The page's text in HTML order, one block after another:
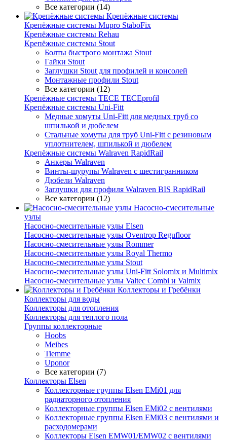
Все категории (14)
Крепёжные системы
Крепёжные системы Mupro StaboFix
Крепёжные системы Rehau
Крепёжные системы Stout
Болты быстрого монтажа Stout
Гайки Stout
Заглушки Stout для профилей и консолей
Монтажные профили Stout
Все категории (12)
Крепёжные системы TECE TECEprofil
Крепёжные системы Uni-Fitt
Медные хомуты Uni-Fitt для медных труб со
шпилькой и дюбелем
Стальные хомуты для труб Uni-Fitt с резиновым
уплотнителем, шпилькой и дюбелем
Крепёжные системы Walraven RapidRail
Анкеры Walraven
Винты-шурупы Walraven с шестигранником
Дюбели Walraven
Заглушки для профиля Walraven BIS RapidRail
Все категории (12)
Насосно-смесительные
узлы
Насосно-смесительные узлы Elsen
Насосно-смесительные узлы Oventrop Regufloor
Насосно-смесительные узлы Rommer
Насосно-смесительные узлы Royal Thermo
Насосно-смесительные узлы Stout
Насосно-смесительные узлы Uni-Fitt Solomix и Multimix
Насосно-смесительные узлы Valtec Combi и Valmix
Коллекторы и Гребёнки
Коллекторы для воды
Коллекторы для отопления
Коллекторы для теплого пола
Группы коллекторные
Hoobs
Meibes
Tiemme
Uponor
Все категории (7)
Коллекторы Elsen
Коллекторные группы Elsen EMi01 для
радиаторного отопления
Коллекторные группы Elsen EMi02 с вентилями
Коллекторные группы Elsen EMi03 с вентилями и
расходомерами
Коллекторы Elsen EMW01/EMW02 с вентилями